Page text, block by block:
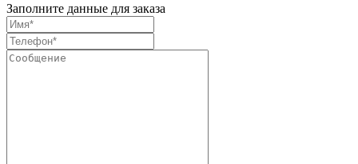
Заполните данные для заказа